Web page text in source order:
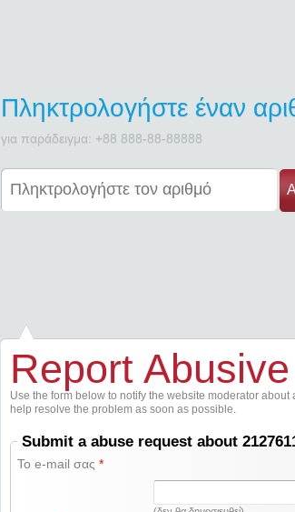
Πληκτρολογήστε έναν
για παράδειγμα: +88 888-88-88888
Report
Use the form below to notify the website moderator
help resolve the problem as soon as possible.
Submit a abuse request about
Το e-mail σας*